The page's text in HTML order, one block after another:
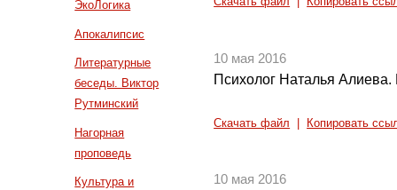
ЭкоЛогика
Апокалипсис
Литературные
беседы. Виктор
Рутминский
Нагорная
проповедь
Культура и
10 мая 2016
Психолог Наталья Алиева.
Скачать файл Копировать
10 мая 2016